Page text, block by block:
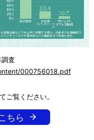
査
000756018.pdf
ご覧ください。
ちら